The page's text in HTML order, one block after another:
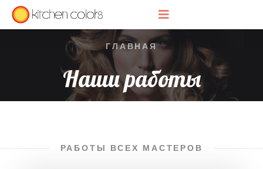
ГЛАВНАЯ
Наши работы
РАБОТЫ ВСЕХ МАСТЕРОВ